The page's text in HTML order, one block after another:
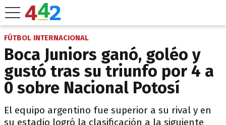
FÚTBOL INTERNACIONAL
Boca Juniors ganó, goléo y
gustó tras su triunfo por 4 a
0 sobre Nacional Potosí
El equipo argentino fue superior a su rival y en
su estadio logró la clasificación a la siguiente